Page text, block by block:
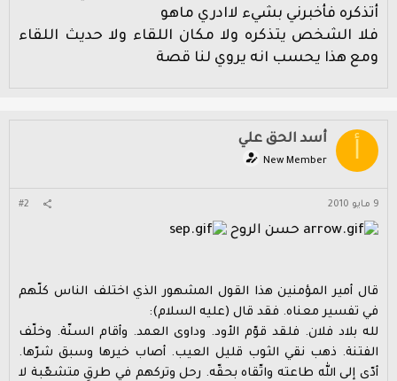
أتذكره فأخبرني بشيء لاادري ماهو
فلا الشخص يتذكره ولا مكان اللقاء ولا حديث اللقاء
ومع هذا يحسب انه يروي لنا قصة
أسد الحق علي
New Member
9 مايو 2010 #2
حسن الروح
قال أمير المؤمنين هذا القول المشهور الذي اختلف الناس كلّهم
في تفسير معناه. فقد قال (عليه السلام):
لله بلاد فلان. فلقد قوّم الأود. وداوى العمد. وأقام السنّة. وخلّف
الفتنة. ذهب نقي الثوب قليل العيب. أصاب خيرها وسبق شرّها.
أدّى إلى الله طاعته واتّقاه بحقّه. رحل وتركهم في طرقٍ متشعّبة لا